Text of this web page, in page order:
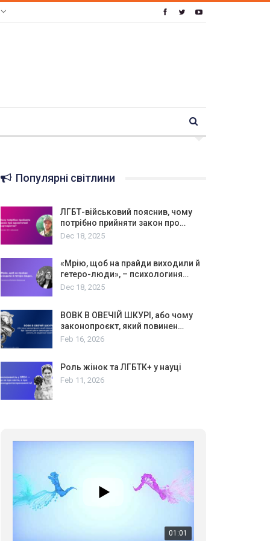
Популярні світлини
ЛГБТ-військовий пояснив, чому
потрібно прийняти закон про…
Dec 18, 2025
«Мрію, щоб на прайди виходили й
гетеро-люди», – психологиня…
Dec 18, 2025
ВОВК В ОВЕЧІЙ ШКУРІ, або чому
законопроєкт, який повинен…
Feb 16, 2026
Роль жінок та ЛГБТК+ у науці
Feb 11, 2026